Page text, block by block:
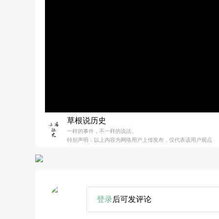
草根说历史
一样的事件，不一样的说法。
特别声明：以上内容为网络用户上传发布，仅代表该用户观点
登录后可发评论